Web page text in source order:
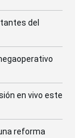
del
en vivo este
reforma